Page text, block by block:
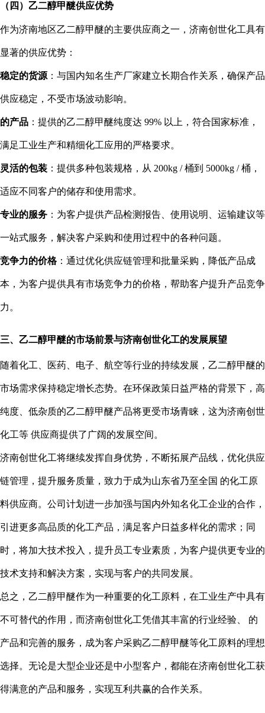
（四）乙二醇甲醚供应优势
作为济南地区乙二醇甲醚的主要供应商之一，济南创世化工具有
显著的供应优势：
稳定的货源 ：与国内知名生产厂家建立长期合作关系，确保产品
供应稳定，不受市场波动影响。
的产品 ：提供的乙二醇甲醚纯度达 99% 以上，符合国家标准，
满足工业生产和精细化工应用的严格要求。
灵活的包装 ：提供多种包装规格，从 200kg / 桶到 5000kg / 桶，
适应不同客户的储存和使用需求。
专业的服务 ：为客户提供产品检测报告、使用说明、运输建议等
一站式服务，解决客户采购和使用过程中的各种问题。
竞争力的价格：通过优化供应链管理和批量采购，降低产品成
本，为客户提供具有市场竞争力的价格，帮助客户提升产品竞争
力。
三、乙二醇甲醚的市场前景与济南创世化工的发展展望
随着化工、医药、电子、航空等行业的持续发展，乙二醇甲醚的
市场需求保持稳定增长态势。在环保政策日益严格的背景下，高
纯度、低杂质的乙二醇甲醚产品将更受市场青睐，这为济南创世
化工等 供应商提供了广阔的发展空间。
济南创世化工将继续发挥自身优势，不断拓展产品线，优化供应
链管理，提升服务质量，致力于成为山东省乃至全国 的化工原
料供应商。公司计划进一步加强与国内外知名化工企业的合作，
引进更多高品质的化工产品，满足客户日益多样化的需求；同
时，将加大技术投入，提升员工专业素质，为客户提供更专业的
技术支持和解决方案，实现与客户的共同发展。
总之，乙二醇甲醚作为一种重要的化工原料，在工业生产中具有
不可替代的作用，而济南创世化工凭借其丰富的行业经验、 的
产品和完善的服务，成为客户采购乙二醇甲醚等化工原料的理想
选择。无论是大型企业还是中小型客户，都能在济南创世化工获
得满意的产品和服务，实现互利共赢的合作关系。